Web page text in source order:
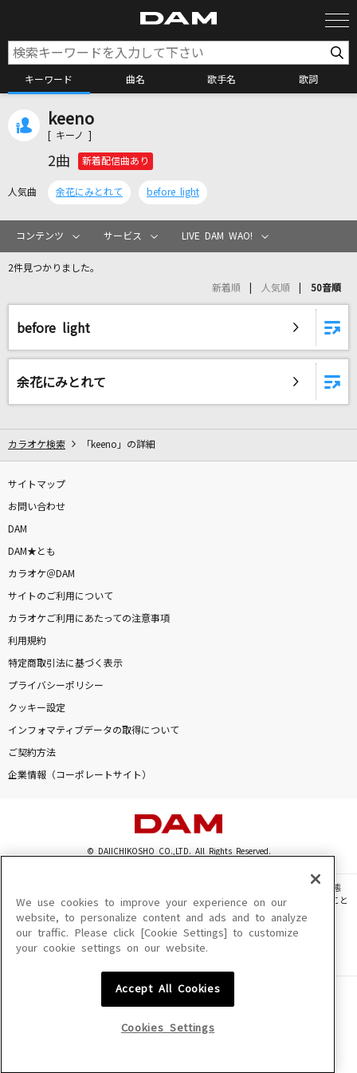
キーワード 曲名 歌手名 歌詞
カラオケリクエスト
リアルタイムで歌われている曲の一覧
翼をください
桜高軽音部[平沢唯・秋山澪・田井中律・琴吹紬(CV:豊崎愛生、日笠陽
secret base～君がくれたもの～(10 years after
Ver.)
本間芽衣子(茅野愛衣)、安城鳴子(戸松遥)、鶴見知利子(早見沙織)
夜明けと蛍
Never Grow Up
ちゃんみな
[生音]Love so sweet
サカナクション
田園
もっと見る
keeno
[ キーノ ]
2曲 新着配信曲あり
人気曲 余花にみとれて before light
コンテンツ サービス LIVE DAM WAO!
2件見つかりました。
新着順 人気順 50音順
before light
余花にみとれて
カラオケ検索 「keeno」の詳細
サイトマップ
お問い合わせ
DAM
DAM★とも
カラオケ＠DAM
サイトのご利用について
カラオケご利用にあたっての注意事項
利用規約
特定商取引法に基づく表示
プライバシーポリシー
クッキー設定
インフォマティブデータの取得について
ご契約方法
企業情報（コーポレートサイト）
© DAIICHIKOSHO CO.,LTD. All Rights Reserved.
このサイトに掲載されている一切の文章・画像・写真・動画・音声等を、手段や形態
を問わず、著作権法の定める範囲を超えて無断で複製、転載、ファイル化などすること
を禁じます。
楽曲及びコンテンツは、機種によりご利用いただけない場合があります。
楽曲及びコンテンツの配信日、配信内容が変更になる場合があります。
We use cookies to improve your experience on our
website, to personalize content and ads and to analyze
our traffic. Please click [Cookie Settings] to customize
your cookie settings on our website.
Accept All Cookies
Cookies Settings